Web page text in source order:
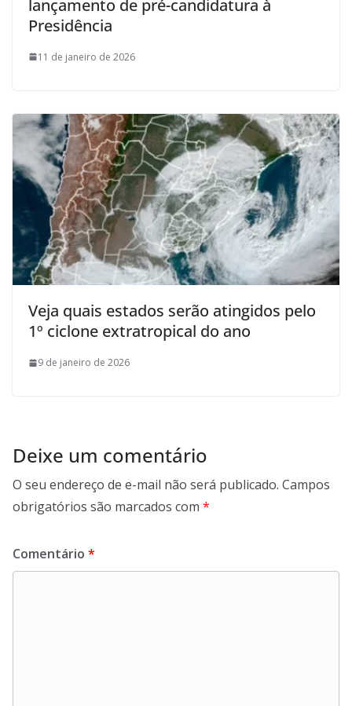
lançamento de pré-candidatura à
Presidência
11 de janeiro de 2026
Veja quais estados serão atingidos pelo
1º ciclone extratropical do ano
9 de janeiro de 2026
Deixe um comentário
O seu endereço de e-mail não será publicado. Campos
obrigatórios são marcados com *
Comentário *